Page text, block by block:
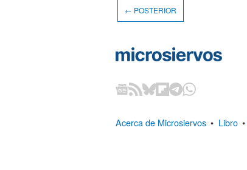
← POSTERIOR
Acerca de Microsiervos • Libro •